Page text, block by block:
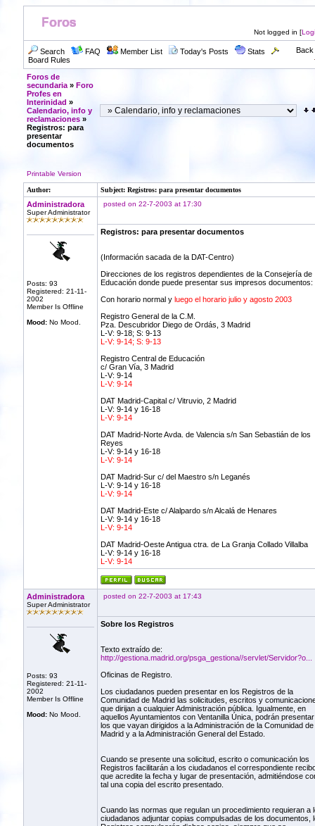
Not logged in [
Search FAQ Member List Today's Posts
Stats
Board Rules
Back
Foros de
secundaria» Foro
Profes en
Interinidad »
Calendario, info y
reclamaciones»
Registros: para
presentar
documentos
Printable Version
Author: Subject: Registros: para presentar documentos
Administradora
Super Administrator
Posts: 93
Registered: 21-11-
2002
Member Is Offline
Mood:No Mood.
posted on 22-7-2003 at 17:30
Registros: para presentar documentos
(Información sacada de la DAT-Centro)
Direcciones de los registros dependientes de la Consejería de
Educación donde puede presentar sus impresos documentos:
Con horario normal y luego el horario julio y agosto 2003
Registro General de la C.M.
Pza. Descubridor Diego de Ordás, 3 Madrid
L-V: 9-18; S: 9-13
L-V: 9-14; S: 9-13
Registro Central de Educación
c/ Gran Vía, 3 Madrid
L-V: 9-14
L-V: 9-14
DAT Madrid-Capital c/ Vitruvio, 2 Madrid
L-V: 9-14 y 16-18
L-V: 9-14
DAT Madrid-Norte Avda. de Valencia s/n San Sebastián de los
Reyes
L-V: 9-14 y 16-18
L-V: 9-14
DAT Madrid-Sur c/ del Maestro s/n Leganés
L-V: 9-14 y 16-18
L-V: 9-14
DAT Madrid-Este c/ Alalpardo s/n Alcalá de Henares
L-V: 9-14 y 16-18
L-V: 9-14
DAT Madrid-Oeste Antigua ctra. de La Granja Collado Villalba
L-V: 9-14 y 16-18
L-V: 9-14
Administradora
Super Administrator
Posts: 93
Registered: 21-11-
2002
Member Is Offline
Mood:No Mood.
posted on 22-7-2003 at 17:43
Sobre los Registros
Texto extraído de:
http://gestiona.madrid.org/psga_gestiona//servlet/Servidor?o...
Oficinas de Registro.
Los ciudadanos pueden presentar en los Registros de la
Comunidad de Madrid las solicitudes, escritos y
que dirijan a cualquier Administración pública. Igualmente, en
aquellos Ayuntamientos con Ventanilla Única, podrán presentar
los que vayan dirigidos a la Administración de la Comunidad de
Madrid y a la Administración General del Estado.
Cuando se presente una solicitud, escrito o comunicación los
Registros facilitarán a los ciudadanos el correspondiente
que acredite la fecha y lugar de presentación, admitiéndose
tal una copia del escrito presentado.
Cuando las normas que regulan un procedimiento requieran a
ciudadanos adjuntar copias compulsadas de los documentos,